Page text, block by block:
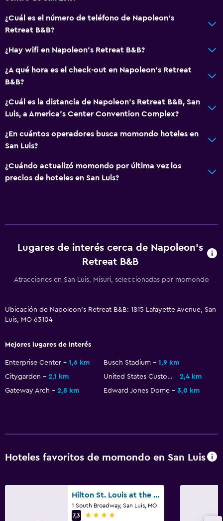
¿Cuál es el número de teléfono de Napoleon's
Retreat B&B?
¿Hay wifi en Napoleon's Retreat B&B?
¿A qué hora es el check-out en Napoleon's Retreat
B&B?
¿Cuál es la distancia de Napoleon's Retreat B&B, San
Luis, a America's Center Convention Complex?
¿En cuántos operadores busca momondo hoteles en
San Luis?
¿Cuándo actualizó momondo por última vez los
precios de hoteles en San Luis?
Lugares de interés cerca de Napoleon's
Retreat B&B
Atracciones en San Luis, Misuri, seleccionadas por momondo
Ubicación de Napoleon's Retreat B&B: 1815 Lafayette Avenue, San
Luis, MO 63104
Mejores lugares de interés
Enterprise Center 1,6 km Busch Stadium
1,9 km
Citygarden
2,1 km United States Customhouse and Post Office
2,4 km
Gateway Arch
2,8 km Edward Jones Dome 3,0 km
Hoteles favoritos de momondo en San Luis
Hilton St. Louis at the Ballpark
1 South Broadway, San Luis, MO
7,3
4 estrellas